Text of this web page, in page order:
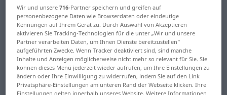
Polnisch-Deutsch Wörterbuch instrumentariuszka
Polnisch-Deutsch Übersetzung für
"instrumentariuszka"
"instrumentariuszka" Deutsch
Übersetzung
Wir und unsere716-Partner speichern und greifen auf
personenbezogene Daten wie Browserdaten oder eindeutige
Kennungen auf Ihrem Gerät zu. Durch Auswahl von Akzeptieren
aktivieren Sie Tracking-Technologien für die unter „Wir und unsere
Partner verarbeiten Daten, um Ihnen Dienste bereitzustellen“
aufgeführten Zwecke. Wenn Tracker deaktiviert sind, sind manche
Inhalte und Anzeigen möglicherweise nicht mehr so relevant für Sie. Sie
können dieses Menü jederzeit wieder aufrufen, um Ihre Einstellungen zu
ändern oder Ihre Einwilligung zu widerrufen, indem Sie auf den Link
Privatsphäre-Einstellungen am unteren Rand der Webseite klicken. Ihre
Einstellungen gelten innerhalb unseres Website. Weitere Informationen